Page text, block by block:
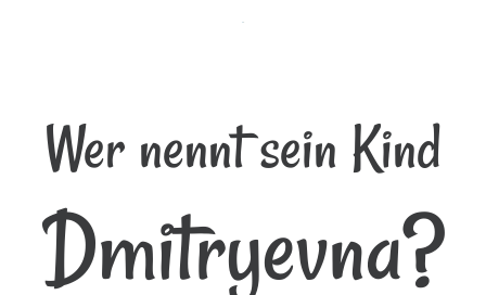
Wer nennt sein Kind
Dmitryevna?